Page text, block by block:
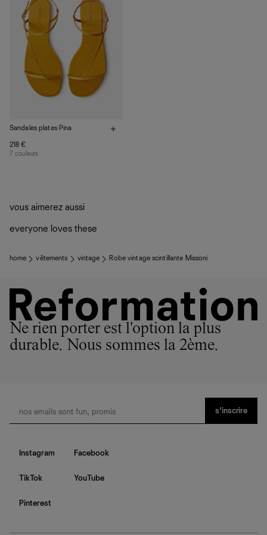
Sandales plates Pina
218 €
7 couleurs
vous aimerez aussi
everyone loves these
home vêtements vintage Robe vintage scintillante Missoni
Ne rien porter est l'option la plus
durable. Nous sommes la 2ème.
s’inscrire
Instagram Facebook
TikTok YouTube
Pinterest